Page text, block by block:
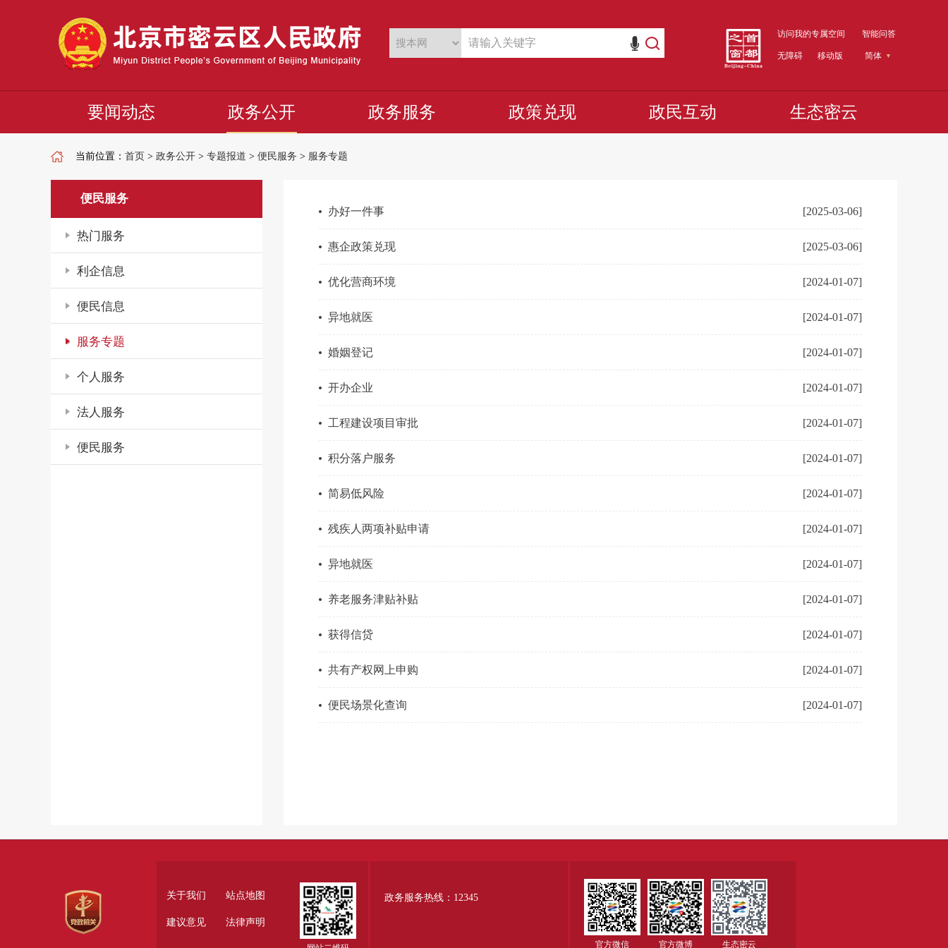
访问我的专属空间 智能问答
无障碍 移动版 简体
要闻动态 政务公开 政务服务 政策兑现 政民互动 生态密云
当前位置： 首页 > 政务公开 > 专题报道 > 便民服务 > 服务专题
便民服务
热门服务
利企信息
便民信息
服务专题
个人服务
法人服务
便民服务
办好一件事 [2025-03-06]
惠企政策兑现 [2025-03-06]
优化营商环境 [2024-01-07]
异地就医 [2024-01-07]
婚姻登记 [2024-01-07]
开办企业 [2024-01-07]
工程建设项目审批 [2024-01-07]
积分落户服务 [2024-01-07]
简易低风险 [2024-01-07]
残疾人两项补贴申请 [2024-01-07]
异地就医 [2024-01-07]
养老服务津贴补贴 [2024-01-07]
获得信贷 [2024-01-07]
共有产权网上申购 [2024-01-07]
便民场景化查询 [2024-01-07]
关于我们 站点地图
建议意见 法律声明
政务服务热线：12345
官方微信 官方微博 生态密云